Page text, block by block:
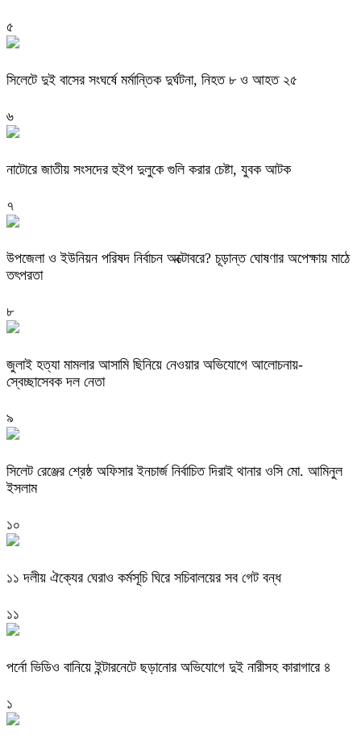
৫
সিলেটে দুই বাসের সংঘর্ষে মর্মান্তিক দুর্ঘটনা, নিহত ৮ ও আহত ২৫
৬
নাটোরে জাতীয় সংসদের হুইপ দুলুকে গুলি করার চেষ্টা, যুবক আটক
৭
উপজেলা ও ইউনিয়ন পরিষদ নির্বাচন অক্টোবরে? চূড়ান্ত ঘোষণার অপেক্ষায় মাঠে
তৎপরতা
৮
জুলাই হত্যা মামলার আসামি ছিনিয়ে নেওয়ার অভিযোগে আলোচনায়-
স্বেচ্ছাসেবক দল নেতা
৯
‎সিলেট রেঞ্জের শ্রেষ্ঠ অফিসার ইনচার্জ নির্বাচিত দিরাই থানার ওসি মো. আমিনুল
ইসলাম
১০
‎১১ দলীয় ঐক্যের ঘেরাও কর্মসূচি ঘিরে সচিবালয়ের সব গেট বন্ধ
১১
পর্নো ভিডিও বানিয়ে ইন্টারনেটে ছড়ানোর অভিযোগে দুই নারীসহ কারাগারে ৪
১